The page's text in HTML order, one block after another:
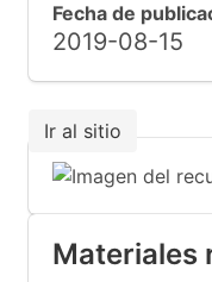
Fecha de
2019-08-15
Ir al sitio
Materiales